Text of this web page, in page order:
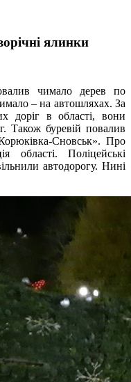
ялинки
чимало дерев по
– на автошляхах. За
доріг в області, вони
Також буревій повалив
Сновськ». Про
області. Поліцейські
автодорогу. Нині